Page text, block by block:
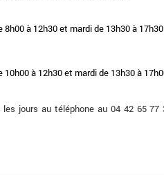
8h00 à 12h30 et mardi de 13h30 à
10h00 à 12h30 et mardi de 13h30 à
jours au téléphone au 04 42 65